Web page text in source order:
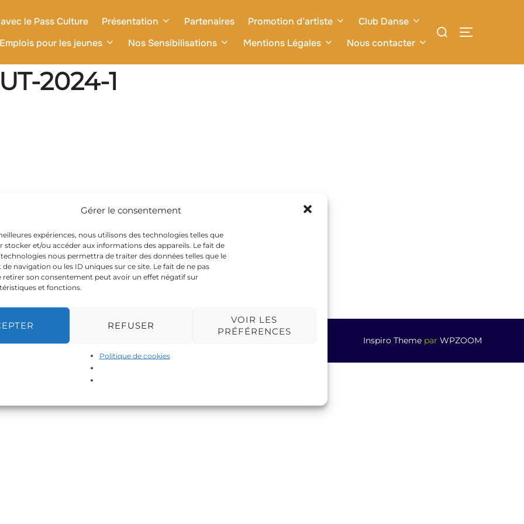
Gérer le consentement
expériences, nous utilisons des technologies telles que
stocker et/ou accéder aux informations des appareils. Le fait de
nous permettra de traiter des données telles que le
navigation ou les ID uniques sur ce site. Le fait de ne pas
retirer son consentement peut avoir un effet négatif sur
et fonctions.
REFUSER
VOIR LES
PRÉFÉRENCES
Politique de cookies
le Pass Culture Présentation Partenaires Promotion d’artiste
Club Danse
pour les jeunes
Nos Sensibilisations Mentions Légales Nous contacter
2024-1
Inspiro Theme par WPZOOM